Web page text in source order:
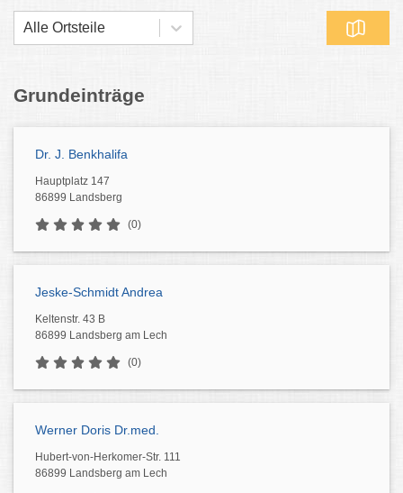
Alle Ortsteile
Grundeinträge
Dr. J. Benkhalifa
Hauptplatz 147
86899 Landsberg
(0)
Jeske-Schmidt Andrea
Keltenstr. 43 B
86899 Landsberg am Lech
(0)
Werner Doris Dr.med.
Hubert-von-Herkomer-Str. 111
86899 Landsberg am Lech